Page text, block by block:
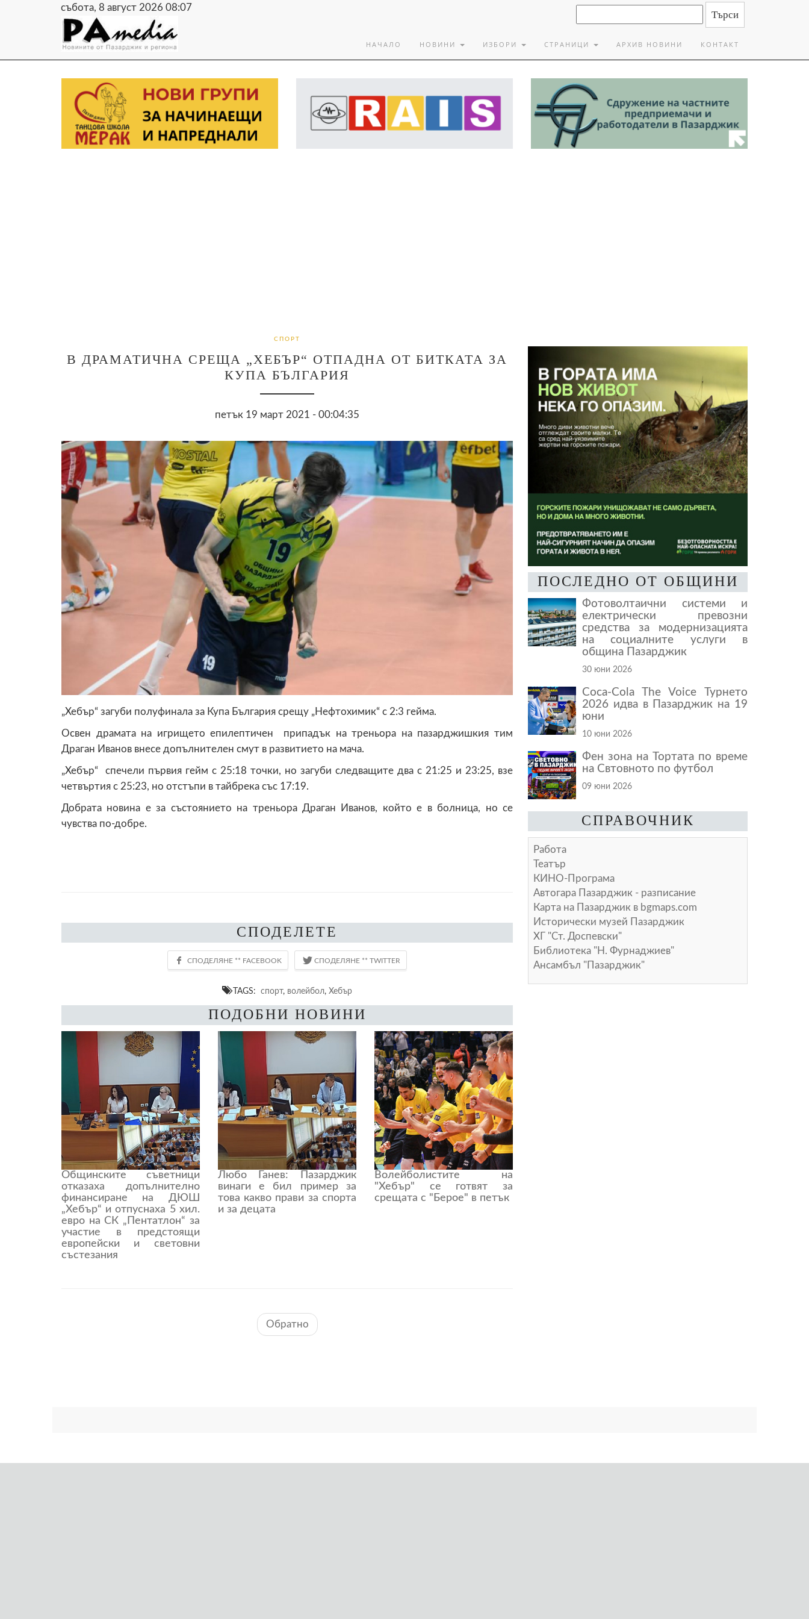
събота, 8 август 2026 08:07
НАЧАЛО НОВИНИ ИЗБОРИ СТРАНИЦИ АРХИВ НОВИНИ КОНТАКТ
СПОРТ
В ДРАМАТИЧНА СРЕЩА „ХЕБЪР“ ОТПАДНА ОТ БИТКАТА ЗА
КУПА БЪЛГАРИЯ
петък 19 март 2021 - 00:04:35
„Хебър“ загуби полуфинала за Купа България срещу „Нефтохимик“ с 2:3 гейма.
Освен драмата на игрището епилептичен припадък на треньора на пазарджишкия тим
Драган Иванов внесе допълнителен смут в развитието на мача.
„Хебър“ спечели първия гейм с 25:18 точки, но загуби следващите два с 21:25 и 23:25, взе
четвъртия с 25:23, но отстъпи в тайбрека със 17:19.
Добрата новина е за състоянието на треньора Драган Иванов, който е в болница, но се
чувства по-добре.
СПОДЕЛЕТЕ
TAGS: спорт, волейбол, Хебър
ПОДОБНИ НОВИНИ
Общинските съветници
отказаха допълнително
финансиране на ДЮШ
„Хебър“ и отпуснаха 5 хил.
евро на СК „Пентатлон“ за
участие в предстоящи
европейски и световни
състезания
Любо Ганев: Пазарджик
винаги е бил пример за
това какво прави за спорта
и за децата
Волейболистите на
"Хебър" се готвят за
срещата с "Берое" в петък
Обратно
ПОСЛЕДНО ОТ ОБЩИНИ
Фотоволтаични системи и
електрически превозни
средства за модернизацията
на социалните услуги в
община Пазарджик
30 юни 2026
Coca-Cola The Voice Турнето
2026 идва в Пазарджик на 19
юни
10 юни 2026
Фен зона на Тортата по време
на Свтовното по футбол
09 юни 2026
СПРАВОЧНИК
Работа
Театър
КИНО-Програма
Автогара Пазарджик - разписание
Карта на Пазарджик в bgmaps.com
Исторически музей Пазарджик
ХГ "Ст. Доспевски"
Библиотека "Н. Фурнаджиев"
Ансамбъл "Пазарджик"